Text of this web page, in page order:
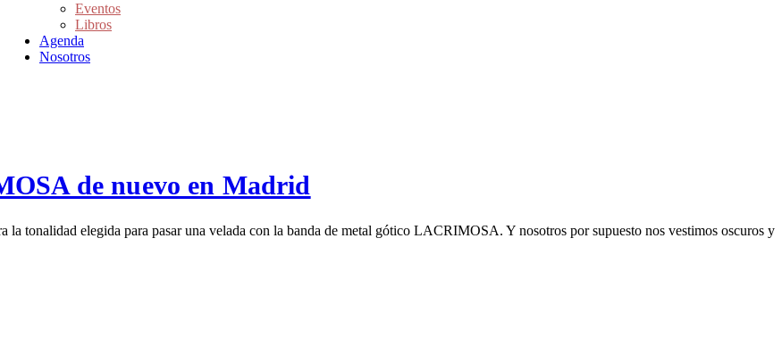
Eventos
Libros
Agenda
Nosotros
de nuevo en Madrid
la tonalidad elegida para pasar una velada con la banda de metal gótico LACRIMOSA. Y nosotros por supuesto nos vestimos oscuros y